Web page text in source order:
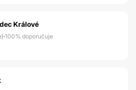
Králové
·100% doporučuje